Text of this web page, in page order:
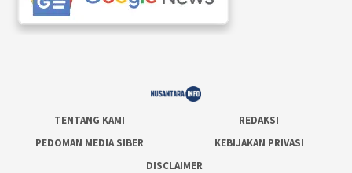
TENTANG KAMI
REDAKSI
PEDOMAN MEDIA SIBER
KEBIJAKAN PRIVASI
DISCLAIMER